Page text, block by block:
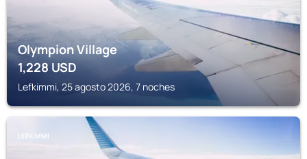
Olympion Village
1,228USD
Lefkimmi, 25 agosto 2026, 7 noches
LEFKIMMI